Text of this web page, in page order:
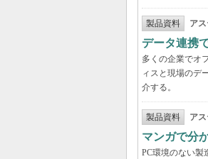
製品資料 ア
データ連携
多くの企業でオ
ィスと現場のデ
介する。
製品資料 ア
マンガで分
PC環境のない製